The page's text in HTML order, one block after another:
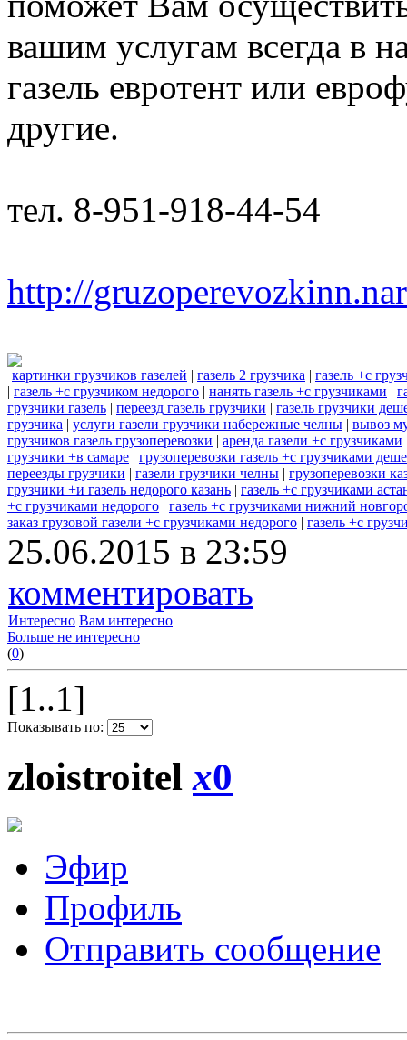
вашим услугам всегда в
газель евротент или
другие.
тел. 8-951-918-44-54
http://
картинки грузчиков газелей | газель 2 грузчика | газель +с
| газель +с грузчиком недорого | нанять газель +с грузчиками |
грузчики газель | переезд газель грузчики | газель грузчики
грузчика | услуги газели грузчики набережные челны | вывоз
грузчиков газель грузоперевозки | аренда газели +с грузчиками
грузчики +в самаре | грузоперевозки газель +с грузчиками
переезды грузчики | газели грузчики челны | грузоперевозки
грузчики +и газель недорого казань | газель +с грузчиками
+с грузчиками недорого | газель +с грузчиками нижний
заказ грузовой газели +с грузчиками недорого | газель +с
25.06.2015 в 23:59
комментировать
Интересно Вам интересно
Больше не интересно
(0)
[1..1]
Показывать по:
zloistroitelx0
Эфир
Профиль
Отправить сообщение